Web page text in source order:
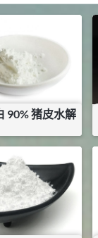
90% 猪皮水解
¥66